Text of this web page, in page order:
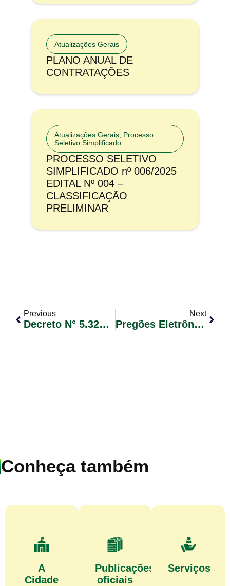
Atualizações Gerais
PLANO ANUAL DE
CONTRATAÇÕES
Atualizações Gerais Processo
Seletivo Simplificado
PROCESSO SELETIVO
SIMPLIFICADO nº 006/2025
EDITAL Nº 004 –
CLASSIFICAÇÃO
PRELIMINAR
Previous
Decreto N° 5.327 De 2021
Next
Pregões Eletrônicos 2021
Conheça também
A
Cidade
Publicações
oficiais
Serviços